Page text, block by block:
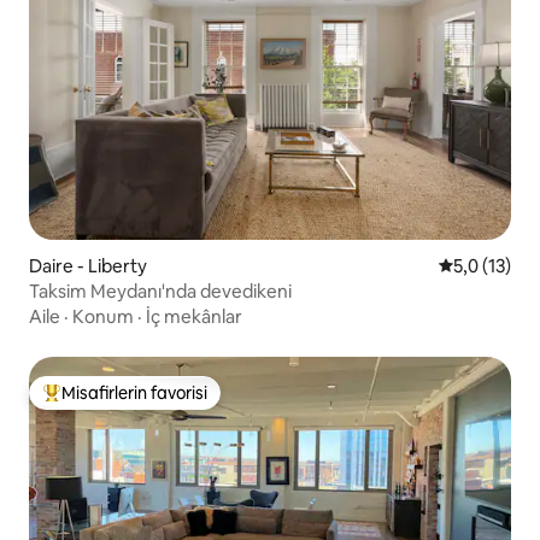
Daire - Liberty 55,0 (13)
Taksim Meydanı'nda devedikeni
Aile · Konum · İç mekânlar
Misafirlerin favorilerinden en beğenilenler arasında
Misafirlerin favorisi